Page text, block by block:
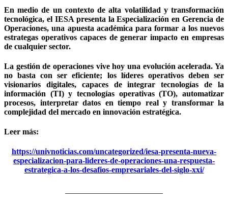
En medio de un contexto de alta volatilidad y transformación
tecnológica, el IESA presenta la Especialización en Gerencia de
Operaciones, una apuesta académica para formar a los nuevos
estrategas operativos capaces de generar impacto en empresas
de cualquier sector.
La gestión de operaciones vive hoy una evolución acelerada. Ya
no basta con ser eficiente; los líderes operativos deben ser
visionarios digitales, capaces de integrar tecnologías de la
información (TI) y tecnologías operativas (TO), automatizar
procesos, interpretar datos en tiempo real y transformar la
complejidad del mercado en innovación estratégica.
Leer más:
https://univnoticias.com/uncategorized/iesa-presenta-nueva-
especializacion-para-lideres-de-operaciones-una-respuesta-
estrategica-a-los-desafios-empresariales-del-siglo-xxi/